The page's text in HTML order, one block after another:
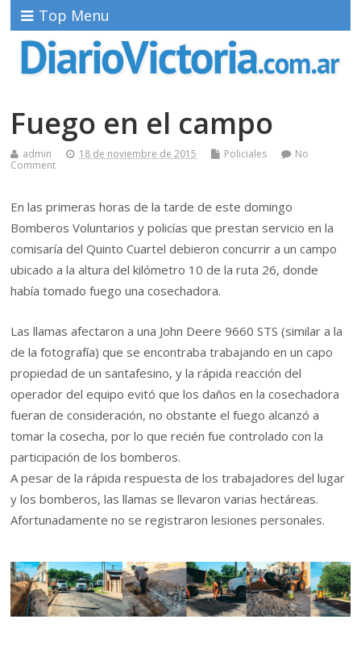
Top Menu
Fuego en el campo
admin 18 de noviembre de 2015 Policiales
No
Comment
En las primeras horas de la tarde de este domingo
Bomberos Voluntarios y policías que prestan servicio en la
comisaría del Quinto Cuartel debieron concurrir a un campo
ubicado a la altura del kilómetro 10 de la ruta 26, donde
había tomado fuego una cosechadora.
Las llamas afectaron a una John Deere 9660 STS (similar a la
de la fotografía) que se encontraba trabajando en un capo
propiedad de un santafesino, y la rápida reacción del
operador del equipo evitó que los daños en la cosechadora
fueran de consideración, no obstante el fuego alcanzó a
tomar la cosecha, por lo que recién fue controlado con la
participación de los bomberos.
A pesar de la rápida respuesta de los trabajadores del lugar
y los bomberos, las llamas se llevaron varias hectáreas.
Afortunadamente no se registraron lesiones personales.